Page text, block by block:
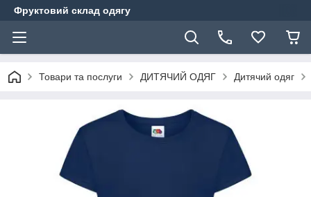
Фруктовий склад одягу
Товари та послуги ДИТЯЧИЙ ОДЯГ Дитячий одяг